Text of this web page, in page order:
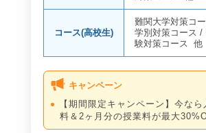
コース(高校生)
難関大学対策コ
学別対策コース /
験対策コース 他
キャンペーン
【期間限定キャンペーン】今な
料＆2ヶ月分の授業料が最大